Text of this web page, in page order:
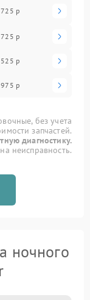
725 р
725 р
р
р
без учета
запчастей.
диагностику.
неисправность.
ночного